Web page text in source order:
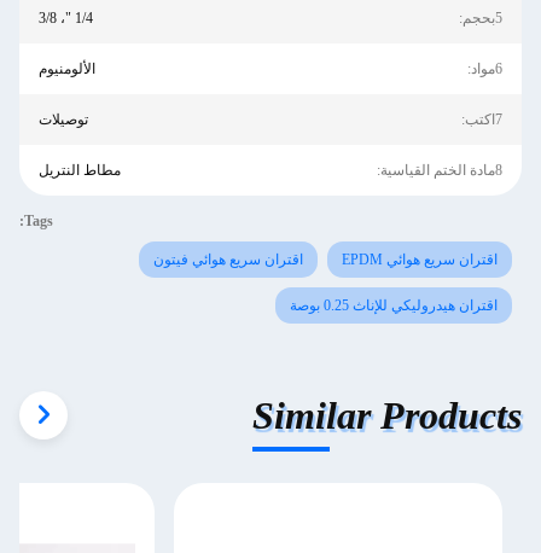
5بحجم: 1/4 "، 3/8
6مواد: الألومنيوم
7اكتب: توصيلات
8مادة الختم القياسية: مطاط النتريل
Tags:
اقتران سريع هوائي EPDM اقتران سريع هوائي فيتون
اقتران هيدروليكي للإناث 0.25 بوصة
Similar Products